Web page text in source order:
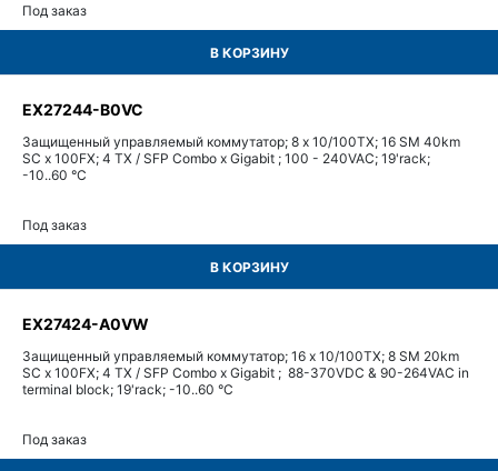
Под заказ
В КОРЗИНУ
EX27244-B0VC
Защищенный управляемый коммутатор; 8 x 10/100TX; 16 SM 40km
SC x 100FX; 4 TX / SFP Combo x Gigabit ; 100 - 240VAC; 19'rack;
-10..60 °C
Под заказ
В КОРЗИНУ
EX27424-A0VW
Защищенный управляемый коммутатор; 16 x 10/100TX; 8 SM 20km
SC x 100FX; 4 TX / SFP Combo x Gigabit ; 88-370VDC & 90-264VAC in
terminal block; 19'rack; -10..60 °C
Под заказ